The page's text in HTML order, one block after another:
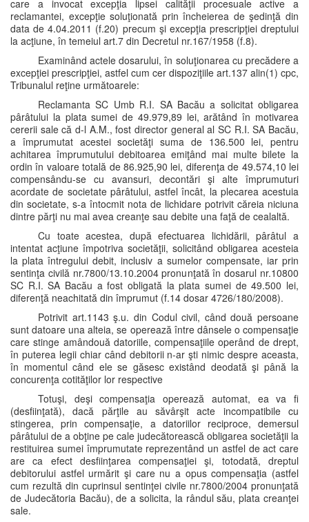
care a invocat excepţia lipsei calităţii procesuale active a
reclamantei, excepţie soluţionată prin încheierea de şedinţă din
data de 4.04.2011 (f.20) precum şi excepţia prescripţiei dreptului
la acţiune, în temeiul art.7 din Decretul nr.167/1958 (f.8).
Examinând actele dosarului, în soluţionarea cu precădere a
excepţiei prescripţiei, astfel cum cer dispoziţiile art.137 alin(1) cpc,
Tribunalul reţine următoarele:
Reclamanta SC Umb R.I. SA Bacău a solicitat obligarea
pârâtului la plata sumei de 49.979,89 lei, arătând în motivarea
cererii sale că d-l A.M., fost director general al SC R.I. SA Bacău,
a împrumutat acestei societăţi suma de 136.500 lei, pentru
achitarea împrumutului debitoarea emiţând mai multe bilete la
ordin în valoare totală de 86.925,90 lei, diferenţa de 49.574,10 lei
compensându-se cu avansuri, decontări şi alte împrumuturi
acordate de societate pârâtului, astfel încât, la plecarea acestuia
din societate, s-a întocmit nota de lichidare potrivit căreia niciuna
dintre părţi nu mai avea creanţe sau debite una faţă de cealaltă.
Cu toate acestea, după efectuarea lichidării, pârâtul a
intentat acţiune împotriva societăţii, solicitând obligarea acesteia
la plata întregului debit, inclusiv a sumelor compensate, iar prin
sentinţa civilă nr.7800/13.10.2004 pronunţată în dosarul nr.10800
SC R.I. SA Bacău a fost obligată la plata sumei de 49.500 lei,
diferenţă neachitată din împrumut (f.14 dosar 4726/180/2008).
Potrivit art.1143 ş.u. din Codul civil, când două persoane
sunt datoare una alteia, se operează între dânsele o compensaţie
care stinge amândouă datoriile, compensaţiile operând de drept,
în puterea legii chiar când debitorii n-ar şti nimic despre aceasta,
în momentul când ele se găsesc existând deodată şi până la
concurenţa cotităţilor lor respective
Totuşi, deşi compensaţia operează automat, ea va fi
(desfiinţată), dacă părţile au săvârşit acte incompatibile cu
stingerea, prin compensaţie, a datoriilor reciproce, demersul
pârâtului de a obţine pe cale judecătorească obligarea societăţii la
restituirea sumei împrumutate reprezentând un astfel de act care
are ca efect desfiinţarea compensaţiei şi, totodată, dreptul
debitorului astfel urmărit şi care nu a opus compensaţia (astfel
cum rezultă din cuprinsul sentinţei civile nr.7800/2004 pronunţată
de Judecătoria Bacău), de a solicita, la rândul său, plata creanţei
sale.